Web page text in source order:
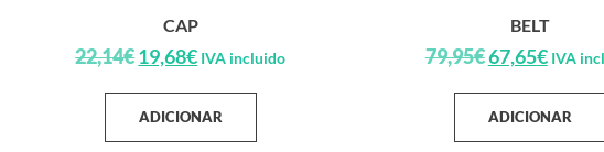
CAP
22,14€19,68€ IVA incluido
ADICIONAR
BELT
79,95€67,65€ IVA
ADICIONAR